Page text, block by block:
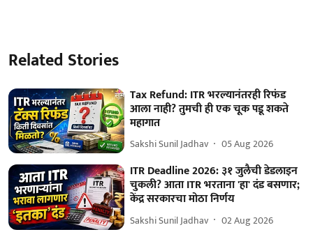
Related Stories
Tax Refund: ITR भरल्यानंतरही रिफंड
आला नाही? तुमची ही एक चूक पडू शकते
महागात
Sakshi Sunil Jadhav 05 Aug 2026
ITR Deadline 2026: ३१ जुलैची डेडलाइन
चुकली? आता ITR भरताना 'हा' दंड बसणार;
केंद्र सरकारचा मोठा निर्णय
Sakshi Sunil Jadhav 02 Aug 2026